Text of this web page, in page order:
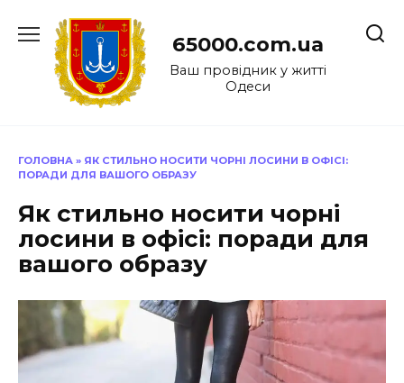
до
65000.com.ua
Ваш провідник у житті
Одеси
ГОЛОВНА » ЯК СТИЛЬНО НОСИТИ ЧОРНІ ЛОСИНИ В ОФІСІ:
ПОРАДИ ДЛЯ ВАШОГО ОБРАЗУ
Як стильно носити чорні
лосини в офісі: поради для
вашого образу